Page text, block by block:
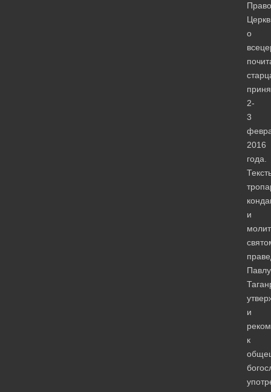
о
2-
3
2016
года.
и
Павлу
и
к